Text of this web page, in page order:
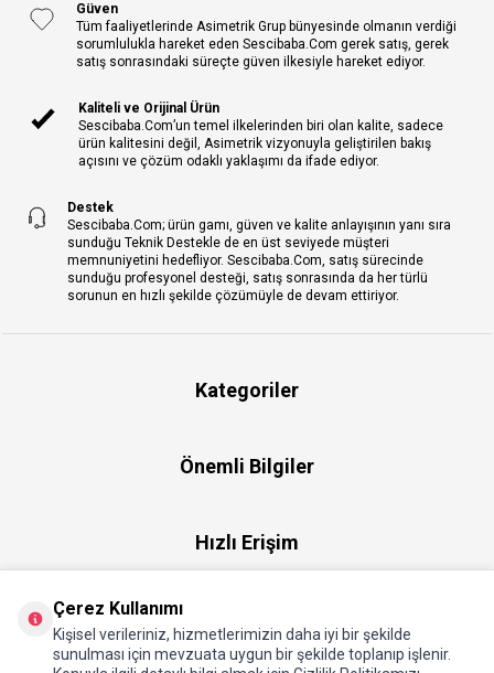
Güven
Tüm faaliyetlerinde Asimetrik Grup bünyesinde olmanın verdiği
sorumlulukla hareket eden Sescibaba.Com gerek satış, gerek
satış sonrasındaki süreçte güven ilkesiyle hareket ediyor.
Kaliteli ve Orijinal Ürün
Sescibaba.Com’un temel ilkelerinden biri olan kalite, sadece
ürün kalitesini değil, Asimetrik vizyonuyla geliştirilen bakış
açısını ve çözüm odaklı yaklaşımı da ifade ediyor.
Destek
Sescibaba.Com; ürün gamı, güven ve kalite anlayışının yanı sıra
sunduğu Teknik Destekle de en üst seviyede müşteri
memnuniyetini hedefliyor. Sescibaba.Com, satış sürecinde
sunduğu profesyonel desteği, satış sonrasında da her türlü
sorunun en hızlı şekilde çözümüyle de devam ettiriyor.
Kategoriler
Önemli Bilgiler
Hızlı Erişim
Çerez Kullanımı
Kişisel verileriniz, hizmetlerimizin daha iyi bir şekilde
sunulması için mevzuata uygun bir şekilde toplanıp işlenir.